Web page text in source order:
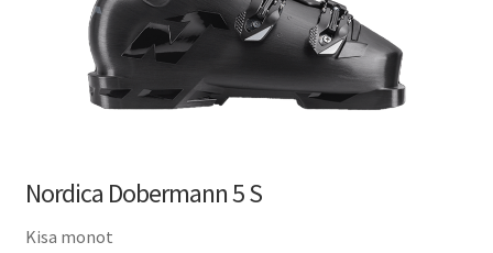
Nordica Dobermann 5 S
Kisa monot